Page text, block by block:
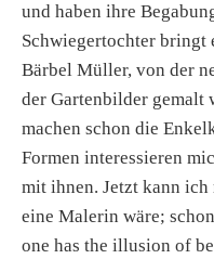
und haben ihre
Schwiegertochter
Bärbel Müller, von der
der Gartenbilder gemalt
machen schon die
Formen interessieren
mit ihnen. Jetzt kann ich
eine Malerin wäre;
one has the illusion of